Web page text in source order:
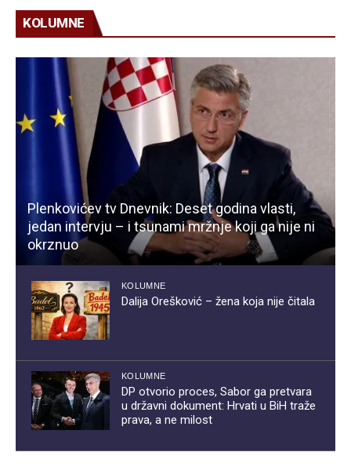
KOLUMNE
Plenkovićev tv Dnevnik: Deset godina vlasti,
jedan intervju – i tsunami mržnje koji ga nije ni
okrznuo
KOLUMNE
Dalija Orešković – žena koja nije čitala
KOLUMNE
DP otvorio proces, Sabor ga pretvara
u državni dokument: Hrvati u BiH traže
prava, a ne milost